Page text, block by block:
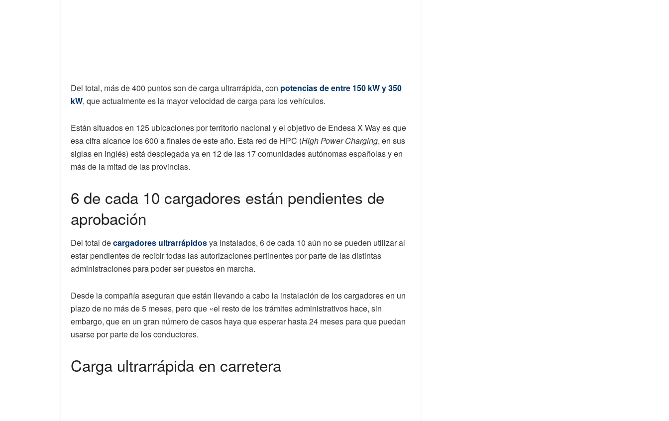
Del total, más de 400 puntos son de carga ultrarrápida, con potencias de entre 150 kW y 350
kW, que actualmente es la mayor velocidad de carga para los vehículos.
Están situados en 125 ubicaciones por territorio nacional y el objetivo de Endesa X Way es que
esa cifra alcance los 600 a finales de este año. Esta red de HPC (High Power Charging, en sus
siglas en inglés) está desplegada ya en 12 de las 17 comunidades autónomas españolas y en
más de la mitad de las provincias.
6 de cada 10 cargadores están pendientes de
aprobación
Del total decargadores ultrarrápidosya instalados, 6 de cada 10 aún no se pueden utilizar al
estar pendientes de recibir todas las autorizaciones pertinentes por parte de las distintas
administraciones para poder ser puestos en marcha.
Desde la compañía aseguran que están llevando a cabo la instalación de los cargadores en un
plazo de no más de 5 meses, pero que «el resto de los trámites administrativos hace, sin
embargo, que en un gran número de casos haya que esperar hasta 24 meses para que puedan
usarse por parte de los conductores.
Carga ultrarrápida en carretera